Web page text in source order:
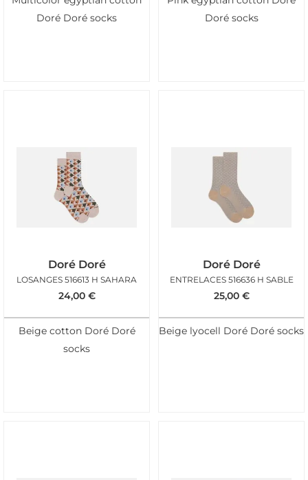
Doré Doré socks
Doré socks
Doré Doré
LOSANGES 516613 H SAHARA
24,00 €
Beige cotton Doré Doré
socks
Doré Doré
ENTRELACES 516636 H SABLE
25,00 €
Beige lyocell Doré Doré socks